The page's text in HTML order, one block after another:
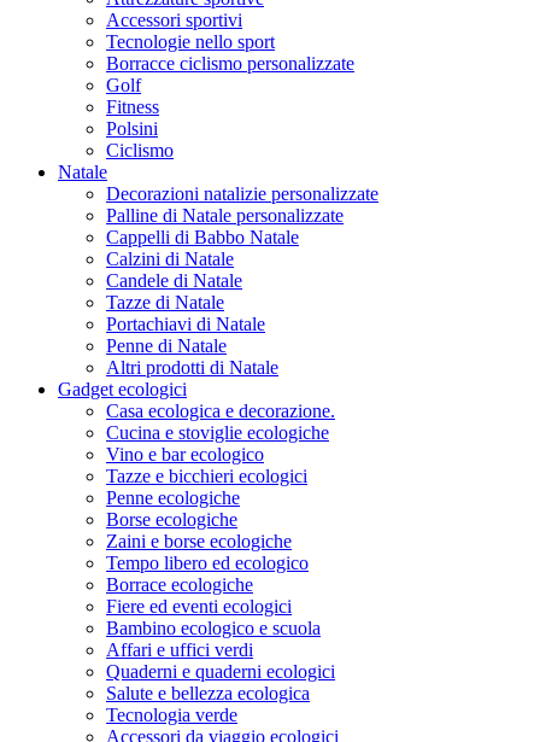
Accessori sportivi
Tecnologie nello sport
Borracce ciclismo personalizzate
Golf
Fitness
Polsini
Ciclismo
Natale
Decorazioni natalizie personalizzate
Palline di Natale personalizzate
Cappelli di Babbo Natale
Calzini di Natale
Candele di Natale
Tazze di Natale
Portachiavi di Natale
Penne di Natale
Altri prodotti di Natale
Gadget ecologici
Casa ecologica e decorazione.
Cucina e stoviglie ecologiche
Vino e bar ecologico
Tazze e bicchieri ecologici
Penne ecologiche
Borse ecologiche
Zaini e borse ecologiche
Tempo libero ed ecologico
Borrace ecologiche
Fiere ed eventi ecologici
Bambino ecologico e scuola
Affari e uffici verdi
Quaderni e quaderni ecologici
Salute e bellezza ecologica
Tecnologia verde
Accessori da viaggio ecologici